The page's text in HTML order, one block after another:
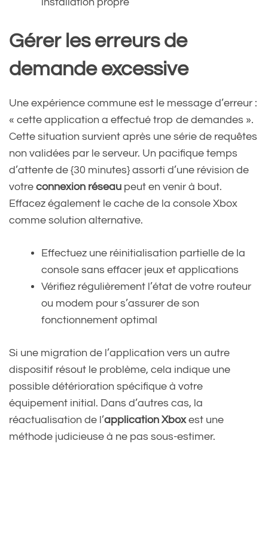
Gérer les erreurs de
demande excessive
Une expérience commune est le message d’erreur :
« cette application a effectué trop de demandes ».
Cette situation survient après une série de requêtes
non validées par le serveur. Un pacifique temps
d’attente de {30 minutes} assorti d’une révision de
votre connexion réseau peut en venir à bout.
Effacez également le cache de la console Xbox
comme solution alternative.
Effectuez une réinitialisation partielle de la
console sans effacer jeux et applications
Vérifiez régulièrement l’état de votre routeur
ou modem pour s’assurer de son
fonctionnement optimal
Si une migration de l’application vers un autre
dispositif résout le problème, cela indique une
possible détérioration spécifique à votre
équipement initial. Dans d’autres cas, la
réactualisation de l’application Xboxest une
méthode judicieuse à ne pas sous-estimer.